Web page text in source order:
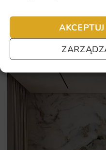
Pomagamy i doradzamy
nie chcesz czekać –